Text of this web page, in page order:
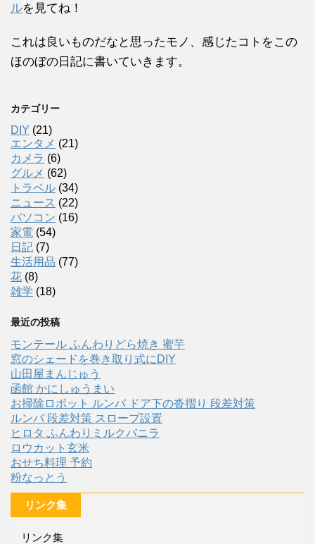
ルを見てね！
これは良いものだなと思ったモノ、感じたコトをこの
ほのぼの日記に書いていきます。
カテゴリー
DIY (21)
エンタメ (21)
カメラ (6)
グルメ (62)
トラベル (34)
ニュース (22)
パソコン (16)
家電 (54)
日記 (7)
生活用品 (77)
花 (8)
雑学 (18)
最近の投稿
モンテール ふんわりどら焼き 蜜芋
窓のシェードを巻き取り式にDIY
山田屋まんじゅう
函館 かにしゅうまい
お掃除ロボット ルンバ ドア下の沓摺り 段差対策
ルンバ 段差対策 スロープ設置
ヒロタ ふんわりミルクバニラ
ロウカット玄米
おせち料理 予約
粉なっとう
リンク集
リンク集